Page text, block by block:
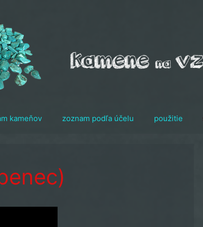
kameňov zoznam podľa účelu použitie